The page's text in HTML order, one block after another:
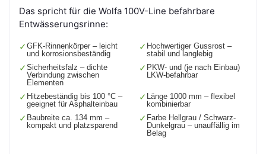
Das spricht für die Wolfa 100V-Line befahrbare
Entwässerungsrinne:
✓ GFK-Rinnenkörper – leicht
und korrosionsbeständig
✓ Hochwertiger Gussrost –
stabil und langlebig
✓ Sicherheitsfalz – dichte
Verbindung zwischen
Elementen
✓ PKW- und (je nach Einbau)
LKW-befahrbar
✓ Hitzebeständig bis 100 °C –
geeignet für Asphalteinbau
✓ Länge 1000 mm – flexibel
kombinierbar
✓ Baubreite ca. 134 mm –
kompakt und platzsparend
✓ Farbe Hellgrau / Schwarz-
Dunkelgrau – unauffällig im
Belag